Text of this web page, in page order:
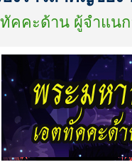
ทัคคะด้าน ผู้จำแน